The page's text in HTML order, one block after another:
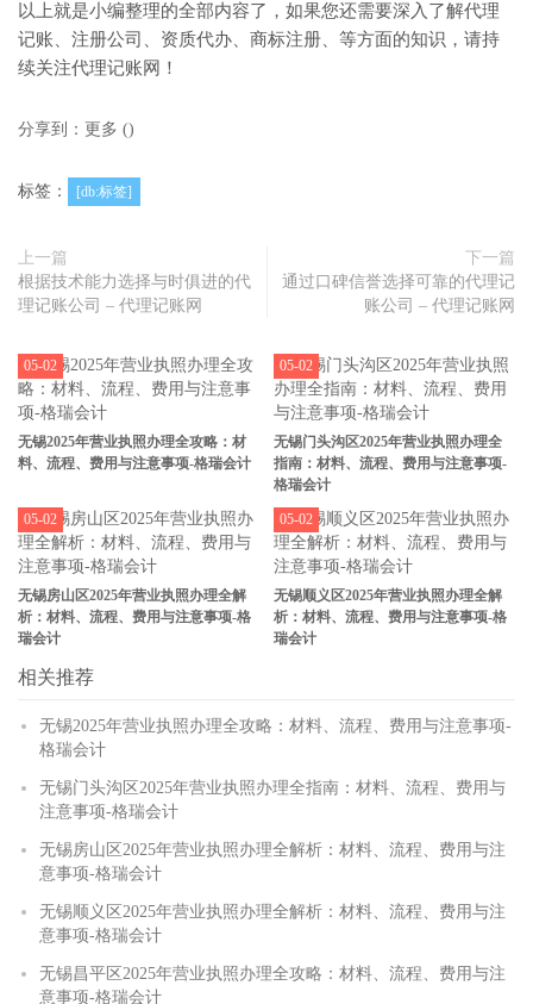
以上就是小编整理的全部内容了，如果您还需要深入了解代理
记账、注册公司、资质代办、商标注册、等方面的知识，请持
续关注代理记账网！
分享到： 更多 ()
标签： [db:标签]
上一篇
根据技术能力选择与时俱进的代
理记账公司 – 代理记账网
下一篇
通过口碑信誉选择可靠的代理记
账公司 – 代理记账网
无锡2025年营业执照办理全攻略：材
料、流程、费用与注意事项-格瑞会计
05-02
无锡门头沟区2025年营业执照办理全
指南：材料、流程、费用与注意事项-
格瑞会计
05-02
无锡房山区2025年营业执照办理全解
析：材料、流程、费用与注意事项-格
瑞会计
05-02
无锡顺义区2025年营业执照办理全解
析：材料、流程、费用与注意事项-格
瑞会计
05-02
相关推荐
无锡2025年营业执照办理全攻略：材料、流程、费用与注意事项-
格瑞会计
无锡门头沟区2025年营业执照办理全指南：材料、流程、费用与
注意事项-格瑞会计
无锡房山区2025年营业执照办理全解析：材料、流程、费用与注
意事项-格瑞会计
无锡顺义区2025年营业执照办理全解析：材料、流程、费用与注
意事项-格瑞会计
无锡昌平区2025年营业执照办理全攻略：材料、流程、费用与注
意事项-格瑞会计